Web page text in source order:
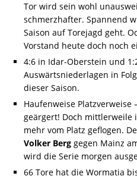
Tor wird sein wohl
schmerzhafter. Spannend
Saison auf Torejagd geht.
Vorstand heute doch noch
4:6 in Idar-Oberstein und
Auswärtsniederlagen in
dieser Saison.
Haufenweise
geärgert! Doch mittlerweile
mehr vom Platz geflogen.
Volker Berg gegen Mainz
wird die Serie morgen
66 Tore hat die Wormatia